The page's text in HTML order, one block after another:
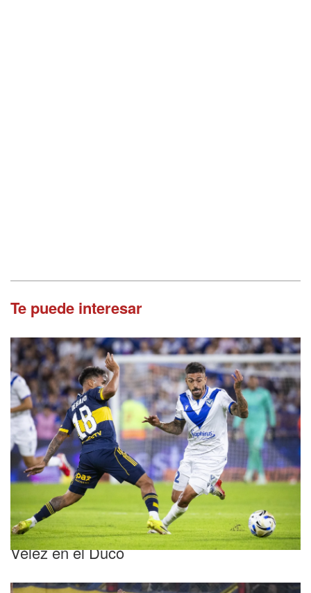
Te puede interesar
Fecha 4
Boca busca seguir por la buena senda ante
Vélez en el Ducó